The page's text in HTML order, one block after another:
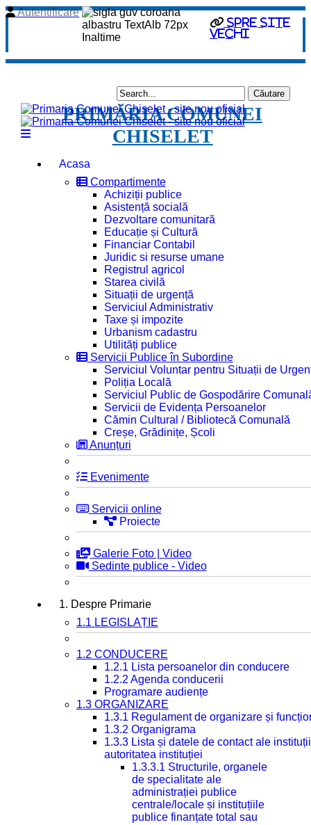
Spre site
vechi
Autentificare
PRIMĂRIA COMUNEI
CHISELET
Acasa
Compartimente
Achiziții publice
Asistență socială
Dezvoltare comunitară
Educație și Cultură
Financiar Contabil
Juridic si resurse umane
Registrul agricol
Starea civilă
Situații de urgență
Serviciul Administrativ
Taxe și impozite
Urbanism cadastru
Utilități publice
Servicii Publice în Subordine
Serviciul Voluntar pentru Situații de
Poliția Locală
Serviciul Public de Gospodărire
Servicii de Evidența Persoanelor
Cămin Cultural / Bibliotecă Comunală
Creșe, Grădinițe, Școli
Anunțuri
Evenimente
Servicii online
Proiecte
Galerie Foto | Video
Sedinte publice - Video
1. Despre Primarie
1.1 LEGISLAȚIE
1.2 CONDUCERE
1.2.1 Lista persoanelor din conducere
1.2.2 Agenda conducerii
Programare audiențe
1.3 ORGANIZARE
1.3.1 Regulament de organizare și
1.3.2 Organigrama
1.3.3 Lista și datele de contact ale
autoritatea instituției
1.3.3.1 Structurile, organele
de specialitate ale
administrației publice
centrale/locale și instituțiile
publice finanțate total sau